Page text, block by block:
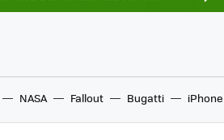
NASA Fallout Bugatti iPhone